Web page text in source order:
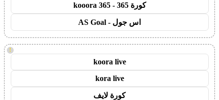
كورة 365 - kooora 365
اس جول - AS Goal
!
koora live
kora live
كورة لايف